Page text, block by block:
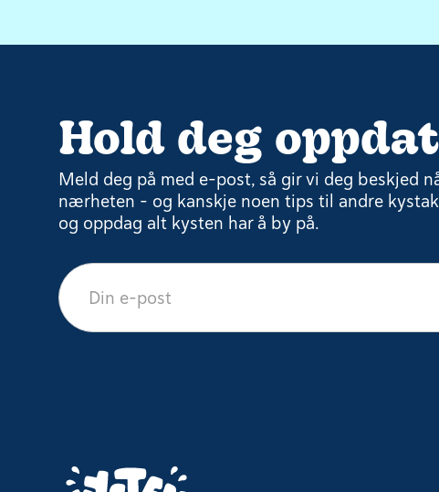
Hold deg
Meld deg på med e-post, så gir vi deg beskjed
nærheten – og kanskje noen tips til andre
og oppdag alt kysten har å by på.